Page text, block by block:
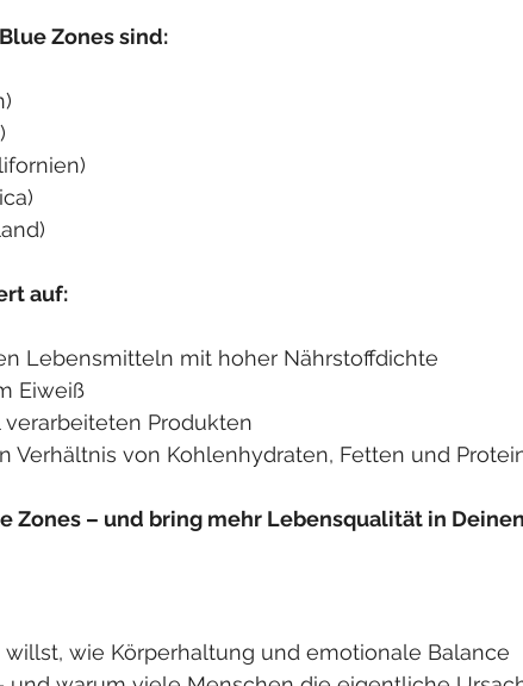
Zones sind:
auf:
Lebensmitteln mit hoher Nährstoffdichte
Eiweiß
Produkten
Verhältnis von Kohlenhydraten, Fetten und
Zones – und bring mehr Lebensqualität in
wie Körperhaltung und emotionale Balance